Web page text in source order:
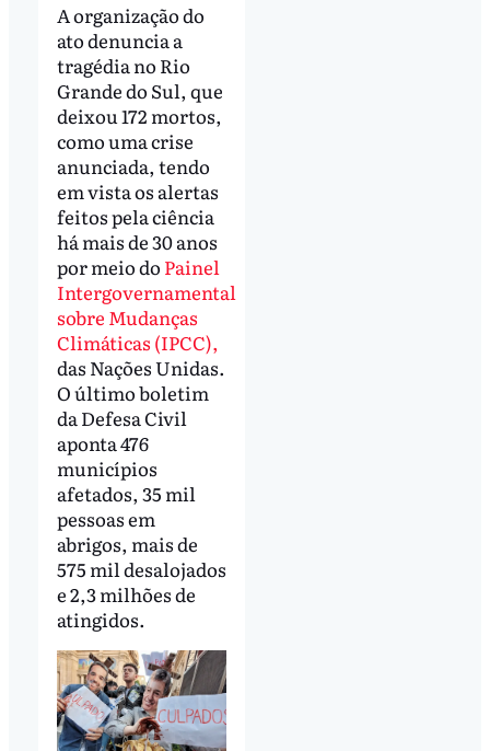
A organização do
ato denuncia a
tragédia no Rio
Grande do Sul, que
deixou 172 mortos,
como uma crise
anunciada, tendo
em vista os alertas
feitos pela ciência
há mais de 30 anos
por meio do Painel
Intergovernamental
sobre Mudanças
Climáticas (IPCC),
das Nações Unidas.
O último boletim
da Defesa Civil
aponta 476
municípios
afetados, 35 mil
pessoas em
abrigos, mais de
575 mil desalojados
e 2,3 milhões de
atingidos.